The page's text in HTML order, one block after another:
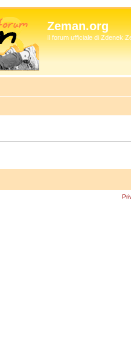
Zeman.org
Il forum ufficiale di Zdenek